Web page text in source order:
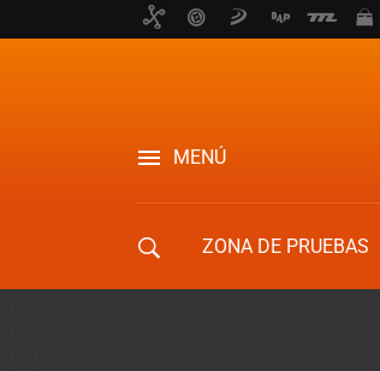
MENÚ
ZONA DE PRUEBAS